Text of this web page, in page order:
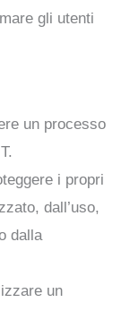
gli utenti
un processo
i propri
dall’uso,
dalla
un